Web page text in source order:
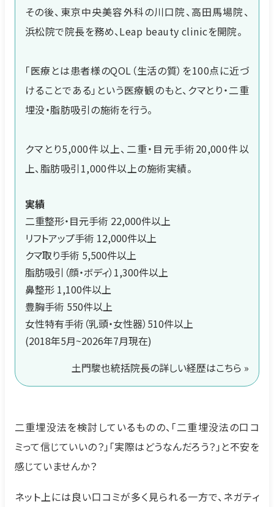
その後、東京中央美容外科の川口院、高田馬場院、
浜松院で院長を務め、Leap beauty clinicを開院。
「医療とは患者様のQOL（生活の質）を100点に近づ
けることである」という医療観のもと、クマとり・二重
埋没・脂肪吸引の施術を行う。
クマとり5,000件以上、二重・目元手術20,000件以
上、脂肪吸引1,000件以上の施術実績。
実績
二重整形・目元手術 22,000件以上
リフトアップ手術 12,000件以上
クマ取り手術 5,500件以上
脂肪吸引（顔・ボディ）1,300件以上
鼻整形 1,100件以上
豊胸手術 550件以上
女性特有手術（乳頭・女性器）510件以上
(2018年5月~2026年7月現在)
土門駿也統括院長の詳しい経歴はこちら »
二重埋没法を検討しているものの、「二重埋没法の口コ
ミって信じていいの？」「実際はどうなんだろう？」と不安を
感じていませんか？
ネット上には良い口コミが多く見られる一方で、ネガティ